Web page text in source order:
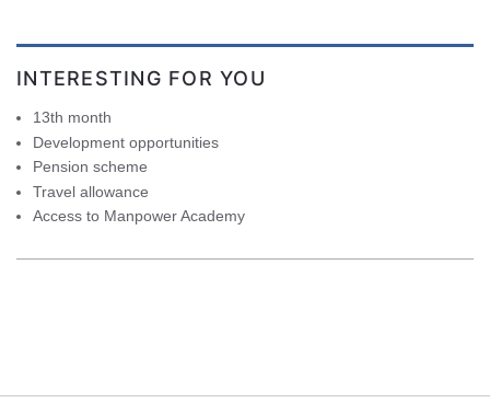
INTERESTING FOR YOU
13th month
Development opportunities
Pension scheme
Travel allowance
Access to Manpower Academy